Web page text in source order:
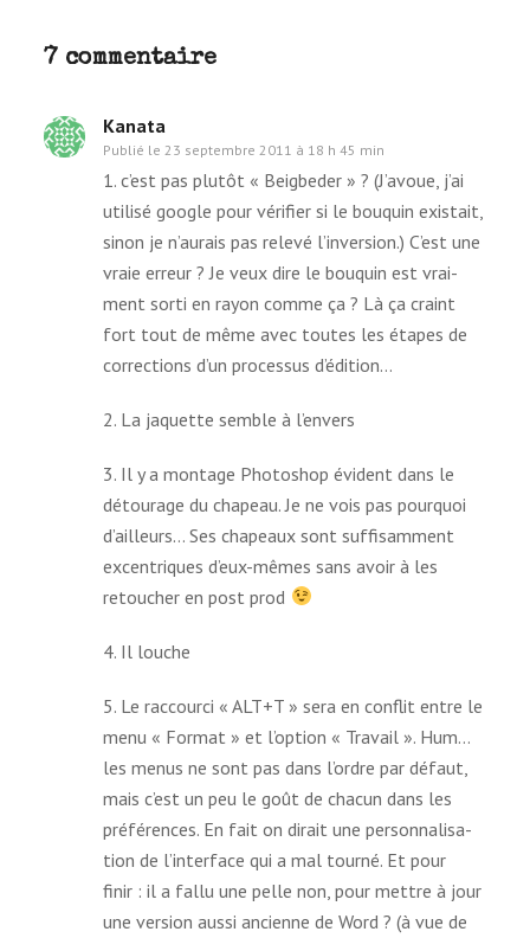
7 commentaire
Kanata
Publié le 23 septembre 2011 à 18 h 45 min
1. c’est pas plu­tôt « Beigbeder » ? (J’avoue, j’ai
uti­lisé google pour véri­fier si le bou­quin exis­tait,
sinon je n’aurais pas relevé l’inversion.) C’est une
vraie erreur ? Je veux dire le bou­quin est vrai­
ment sorti en rayon comme ça ? Là ça craint
fort tout de même avec toutes les étapes de
cor­rec­tions d’un pro­ces­sus d’édition…
2. La jaquette semble à l’envers
3. Il y a mon­tage Photoshop évident dans le
détou­rage du cha­peau. Je ne vois pas pour­quoi
d’ailleurs… Ses cha­peaux sont suf­fi­sam­ment
excen­triques d’eux-mêmes sans avoir à les
retou­cher en post prod
4. Il louche
5. Le rac­courci « ALT+T » sera en conflit entre le
menu « Format » et l’option « Travail ». Hum…
les menus ne sont pas dans l’ordre par défaut,
mais c’est un peu le goût de cha­cun dans les
pré­fé­rences. En fait on dirait une per­son­na­li­sa­
tion de l’interface qui a mal tourné. Et pour
finir : il a fallu une pelle non, pour mettre à jour
une ver­sion aussi ancienne de Word ? (à vue de